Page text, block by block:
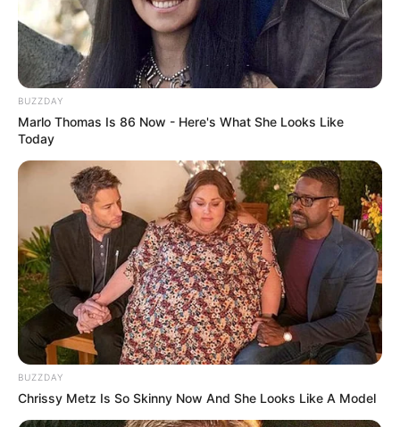
BUZZDAY
Marlo Thomas Is 86 Now - Here's What She Looks Like
Today
BUZZDAY
Chrissy Metz Is So Skinny Now And She Looks Like A Model